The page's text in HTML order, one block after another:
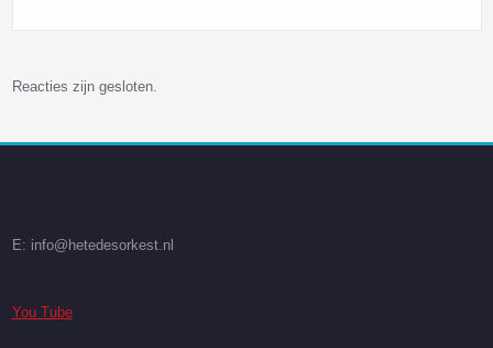
Reacties zijn gesloten.
E: info@hetedesorkest.nl
You Tube